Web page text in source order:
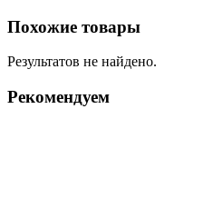
Похожие товары
Результатов не найдено.
Рекомендуем